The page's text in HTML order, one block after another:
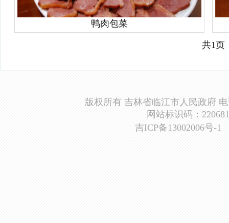
鸭肉包菜
共1页
版权所有 吉林省临江市人民政府 电
网站标识码：
吉ICP备13002006号-1